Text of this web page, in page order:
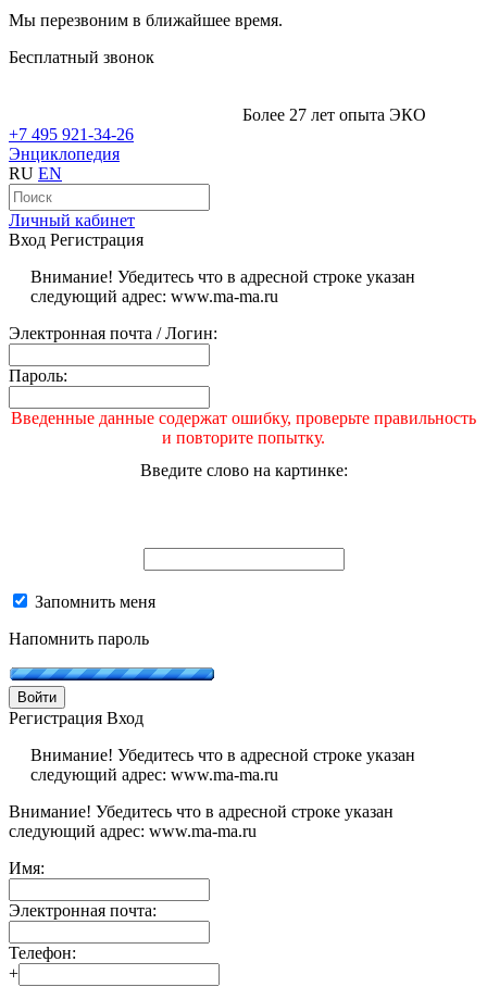
Мы перезвоним в ближайшее время.
Бесплатный звонок
Более 27 лет опыта ЭКО
+7 495 921-34-26
Энциклопедия
RU EN
Личный кабинет
Вход Регистрация
Внимание! Убедитесь что в адресной строке указан
следующий адрес: www.ma-ma.ru
Электронная почта / Логин:
Пароль:
Введенные данные содержат ошибку, проверьте правильность
и повторите попытку.
Введите слово на картинке:
Запомнить меня
Напомнить пароль
Войти
Регистрация Вход
Внимание! Убедитесь что в адресной строке указан
следующий адрес: www.ma-ma.ru
Внимание! Убедитесь что в адресной строке указан
следующий адрес: www.ma-ma.ru
Имя:
Электронная почта:
Телефон:
+